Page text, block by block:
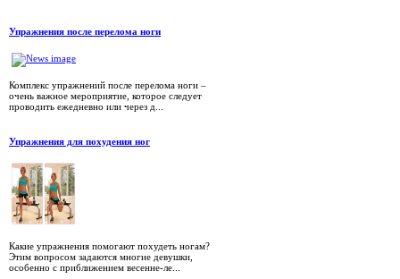
Упражнения после перелома ноги
Комплекс упражнений после перелома ноги –
очень важное мероприятие, которое следует
проводить ежедневно или через д...
Упражнения для похудения ног
Какие упражнения помогают похудеть ногам?
Этим вопросом задаются многие девушки,
особенно с приближением весенне-ле...